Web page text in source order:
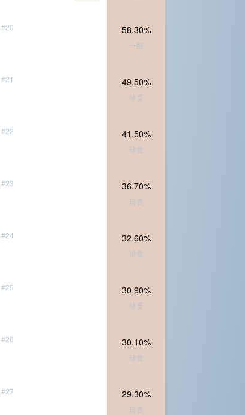
#20 58.30%
一般
#21 49.50%
珍贵
#22 41.50%
珍贵
#23 36.70%
珍贵
#24 32.60%
珍贵
#25 30.90%
珍贵
#26 30.10%
珍贵
#27 29.30%
珍贵